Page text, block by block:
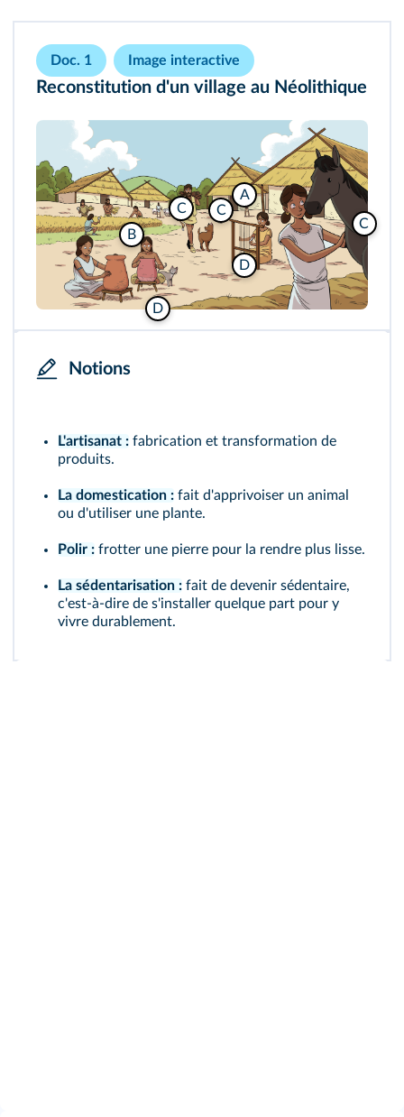
Doc. 1 Image interactive
Reconstitution d'un village au Néolithique
A
B
C
C
C
D
D
Notions
L'artisanat : fabrication et transformation de
produits.
La domestication : fait d'apprivoiser un animal
ou d'utiliser une plante.
Polir : frotter une pierre pour la rendre plus lisse.
La sédentarisation : fait de devenir sédentaire,
c'est-à-dire de s'installer quelque part pour y
vivre durablement.